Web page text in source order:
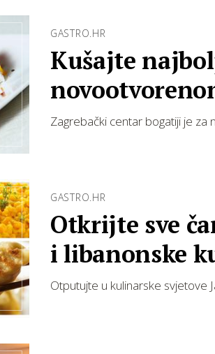
GASTRO.HR
Kušajte
Zagrebački centar bogatiji je za
GASTRO.HR
Otkrijte sve
i libanonske
Otputujte u kulinarske svjetove